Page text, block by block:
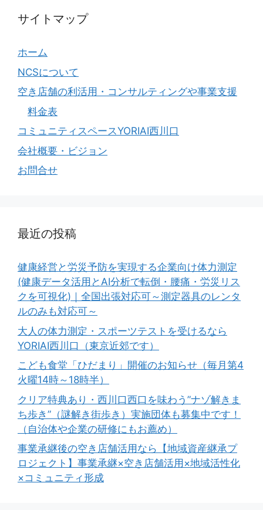
サイトマップ
ホーム
NCSについて
空き店舗の利活用・コンサルティングや事業支援
料金表
コミュニティスペースYORIAI西川口
会社概要・ビジョン
お問合せ
最近の投稿
健康経営と労災予防を実現する企業向け体力測定
(健康データ活用とAI分析で転倒・腰痛・労災リス
クを可視化)｜全国出張対応可～測定器具のレンタ
ルのみも対応可～
大人の体力測定・スポーツテストを受けるなら
YORIAI西川口（東京近郊です）
こども食堂「ひだまり」開催のお知らせ（毎月第4
火曜14時～18時半）
クリア特典あり・西川口西口を味わう”ナゾ解きま
ち歩き”（謎解き街歩き）実施団体も募集中です！
（自治体や企業の研修にもお薦め）
事業承継後の空き店舗活用なら【地域資産継承プ
ロジェクト】事業承継×空き店舗活用×地域活性化
×コミュニティ形成